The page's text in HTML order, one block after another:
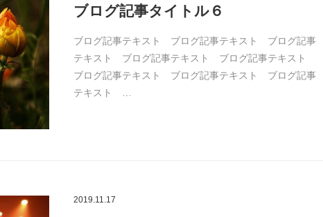
ブログ記事タイトル６
ブログ記事テキスト ブログ記事テキスト ブログ記事
テキスト ブログ記事テキスト ブログ記事テキスト
ブログ記事テキスト ブログ記事テキスト ブログ記事
テキスト …
2019.11.17